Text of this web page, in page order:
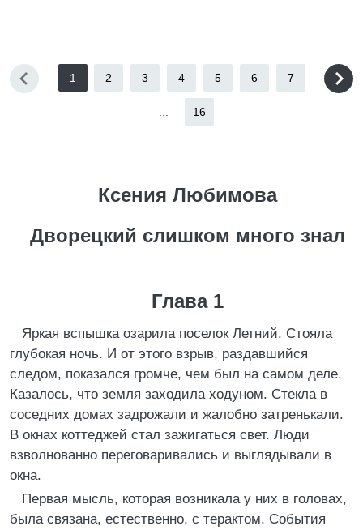
1 2 3 4 5 6 7
16
Ксения Любимова
Дворецкий слишком много знал
Глава 1
Яркая вспышка озарила поселок Летний. Стояла
глубокая ночь. И от этого взрыв, раздавшийся
следом, показался громче, чем был на самом деле.
Казалось, что земля заходила ходуном. Стекла в
соседних домах задрожали и жалобно затренькали.
В окнах коттеджей стал зажигаться свет. Люди
взволнованно переговаривались и выглядывали в
окна.
Первая мысль, которая возникала у них в головах,
была связана, естественно, с терактом. События